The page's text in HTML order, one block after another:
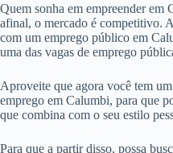
Quem sonha em empreender em
afinal, o mercado é competitivo.
com um emprego público em
uma das vagas de emprego
Aproveite que agora você tem
emprego em Calumbi, para que
que combina com o seu estilo
Para que a partir disso, possa